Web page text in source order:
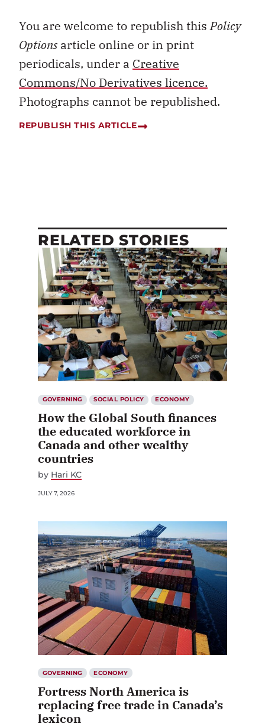
You are welcome to republish thisPolicy
Optionsarticle online or in print
periodicals, under a Creative
Commons/No Derivatives licence.
Photographs cannot be republished.
REPUBLISH THIS ARTICLE
RELATED STORIES
GOVERNING SOCIAL POLICY ECONOMY
How the Global South finances
the educated workforce in
Canada and other wealthy
countries
by Hari KC
JULY 7, 2026
GOVERNING ECONOMY
Fortress North America is
replacing free trade in Canada’s
lexicon